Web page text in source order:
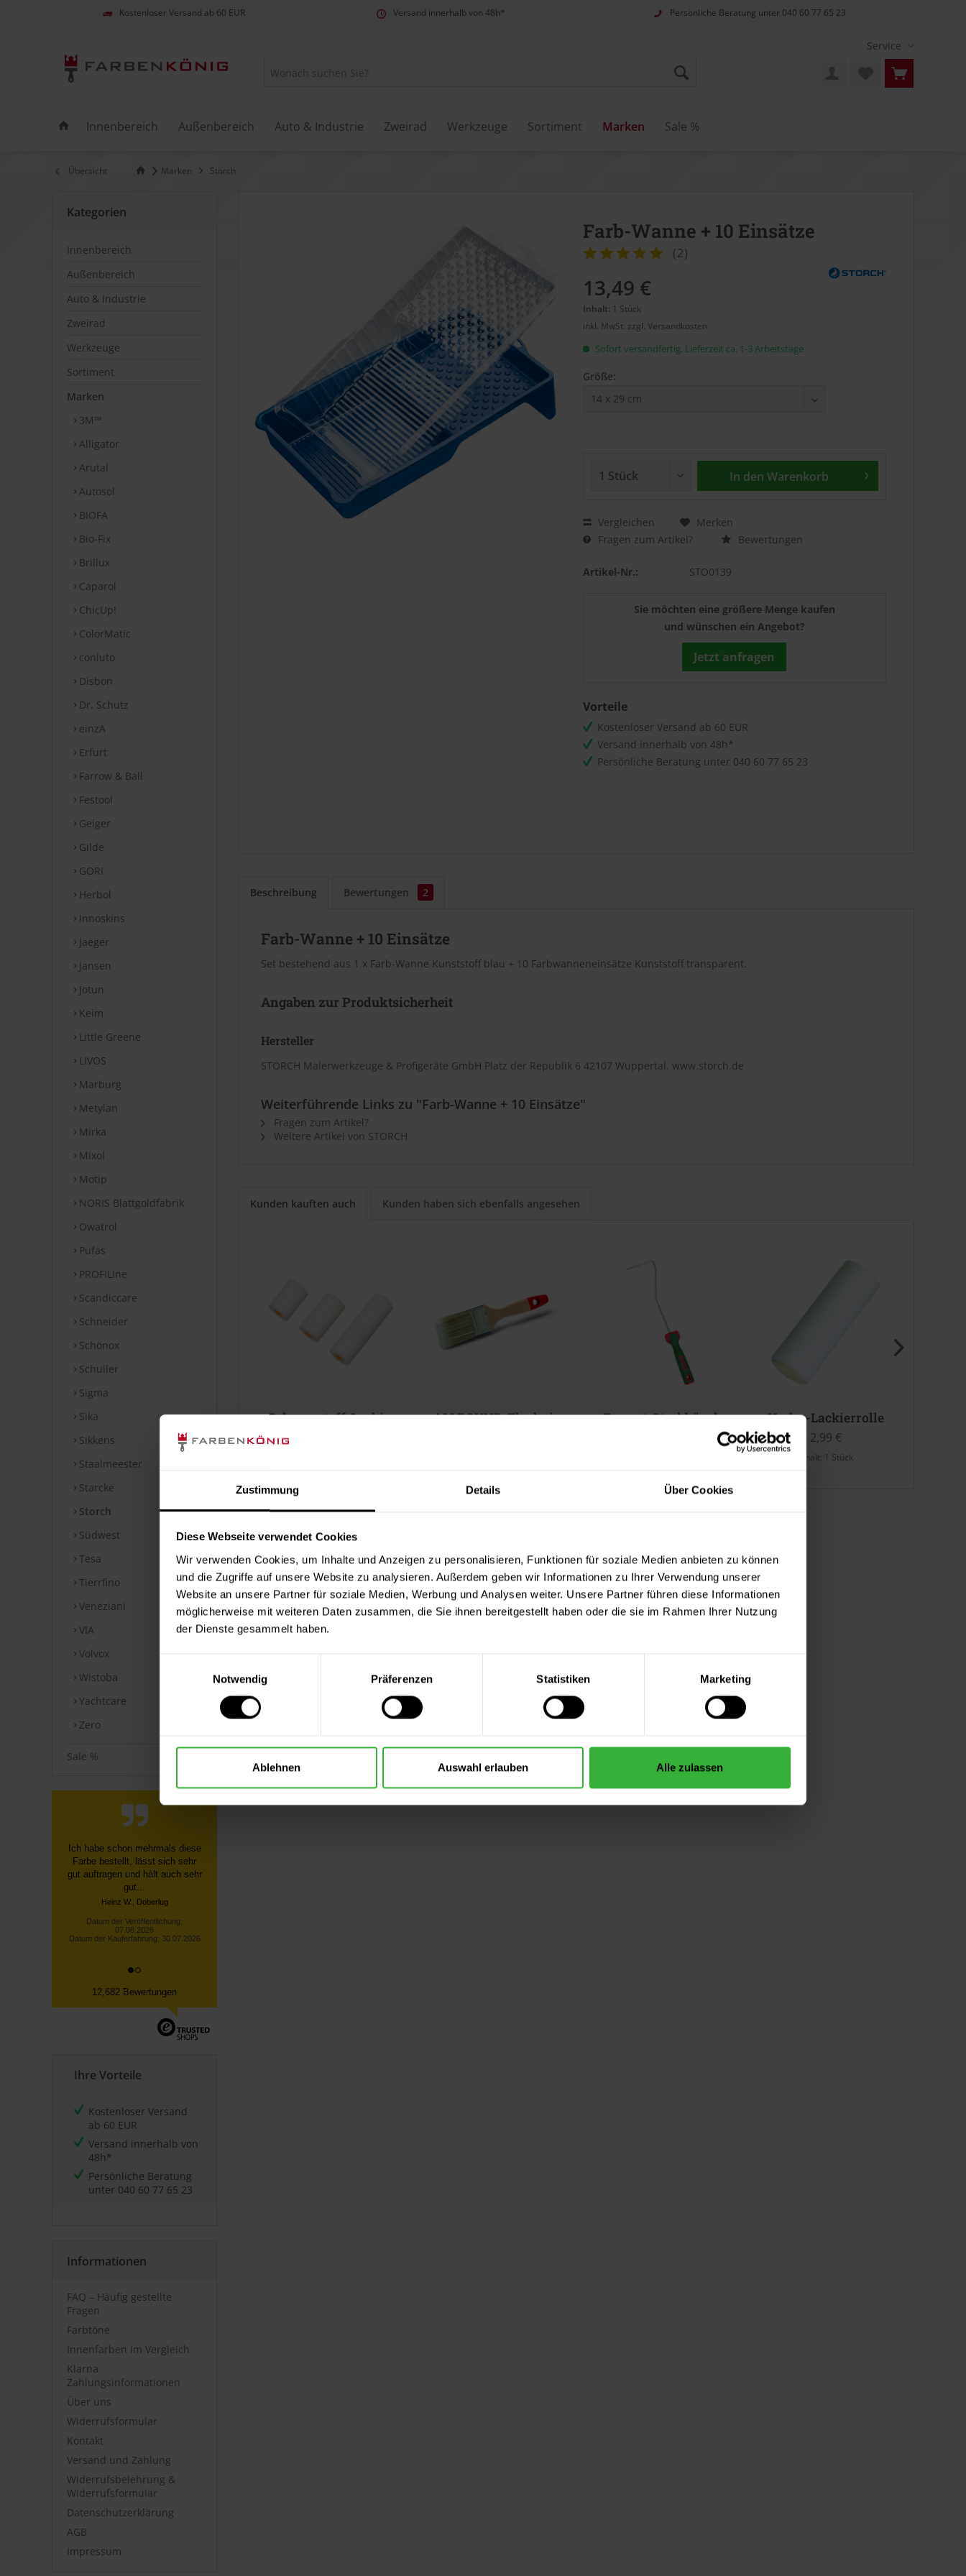
Zustimmung Details Über Cookies
Diese Webseite verwendet Cookies
Wir verwenden Cookies, um Inhalte und Anzeigen zu personalisieren, Funktionen für soziale Medien anbieten zu können
und die Zugriffe auf unsere Website zu analysieren. Außerdem geben wir Informationen zu Ihrer Verwendung unserer
Website an unsere Partner für soziale Medien, Werbung und Analysen weiter. Unsere Partner führen diese Informationen
möglicherweise mit weiteren Daten zusammen, die Sie ihnen bereitgestellt haben oder die sie im Rahmen Ihrer Nutzung
der Dienste gesammelt haben.
Notwendig
Präferenzen Statistiken Marketing
Ablehnen Auswahl erlauben Alle zulassen
Kostenloser Versand ab 60 EUR Versand innerhalb von 48h* Persönliche Beratung unter 040 60 77 65 23
Service
Innenbereich Außenbereich Auto & Industrie Zweirad Werkzeuge Sortiment Marken Sale %
Übersicht Marken Storch
Kategorien
Innenbereich
Außenbereich
Auto & Industrie
Zweirad
Werkzeuge
Sortiment
Marken
3M™
Alligator
Arutal
Autosol
BIOFA
Bio-Fix
Brillux
Caparol
ChicUp!
ColorMatic
conluto
Disbon
Dr. Schutz
einzA
Erfurt
Farrow & Ball
Festool
Geiger
Gilde
GORI
Herbol
Innoskins
Jaeger
Jansen
Jotun
Keim
Little Greene
LIVOS
Marburg
Metylan
Mirka
Mixol
Motip
NORIS Blattgoldfabrik
Owatrol
Pufas
PROFILIne
Scandiccare
Schneider
Schönox
Schuller
Sigma
Sika
Sikkens
Staalmeester
Starcke
Storch
Südwest
Tesa
Tierrfino
Veneziani
VIA
Volvox
Wistoba
Yachtcare
Zero
Sale %
Schnelle, unkomplizierte
Bestellung über die Homepage,
schnelle Lieferung, gute
Sendungsverfolgung ...
Datum der Veröffentlichung:
07.08.2026
Datum der Kauferfahrung: 27.07.2026
12,682 Bewertungen
Ihre Vorteile
Kostenloser Versand
ab 60 EUR
Versand innerhalb von
48h*
Persönliche Beratung
unter 040 60 77 65 23
Informationen
FAQ – Häufig gestellte
Fragen
Farbtöne
Innenfarben im Vergleich
Klarna
Zahlungsinformationen
Über uns
Widerrufsformular
Kontakt
Versand und Zahlung
Widerrufsbelehrung &
Widerrufsformular
Datenschutzerklärung
AGB
Impressum
Farb-Wanne + 10 Einsätze
(2)
13,49 €
Inhalt: 1 Stück
inkl. MwSt. zzgl. Versandkosten
Sofort versandfertig, Lieferzeit ca. 1-3 Arbeitstage
Größe:
In den Warenkorb
Vergleichen
Merken
Fragen zum Artikel?
Bewertungen
Artikel-Nr.: STO0139
Sie möchten eine größere Menge kaufen
und wünschen ein Angebot?
Jetzt anfragen
Vorteile
Kostenloser Versand ab 60 EUR
Versand innerhalb von 48h*
Persönliche Beratung unter 040 60 77 65 23
Beschreibung Bewertungen 2
Farb-Wanne + 10 Einsätze
Set bestehend aus 1 x Farb-Wanne Kunststoff blau + 10 Farbwanneneinsätze Kunststoff transparent.
Angaben zur Produktsicherheit
Hersteller
STORCH Malerwerkzeuge & Profigeräte GmbH Platz der Republik 6 42107 Wuppertal, www.storch.de
Weiterführende Links zu "Farb-Wanne + 10 Einsätze"
Fragen zum Artikel?
Weitere Artikel von STORCH
Kunden kauften auch Kunden haben sich ebenfalls angesehen
Schaumstoff-Lackierrolle geradeALLROUND-Flachpinsel Format-Steckbügel Hydro-Lackierrolle
2,99 €
Inhalt: 1 Stück